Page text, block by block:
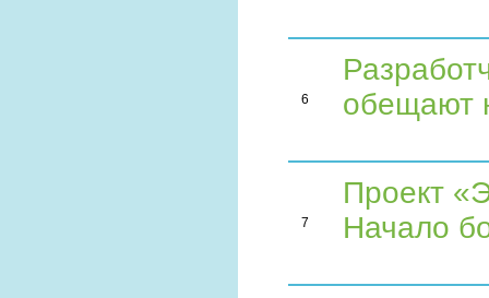
6
обещают
7
Проект
Начало